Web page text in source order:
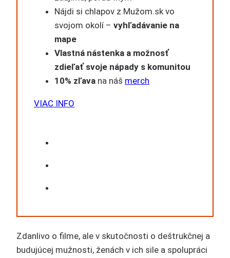
Nájdi si chlapov z Mužom.sk vo
svojom okolí – vyhľadávanie na
mape
Vlastná nástenka a možnosť
zdieľať svoje nápady s komunitou
10% zľava na náš merch
VIAC INFO
Zdanlivo o filme, ale v skutočnosti o deštrukčnej a
budujúcej mužnosti, ženách v ich sile a spolupráci